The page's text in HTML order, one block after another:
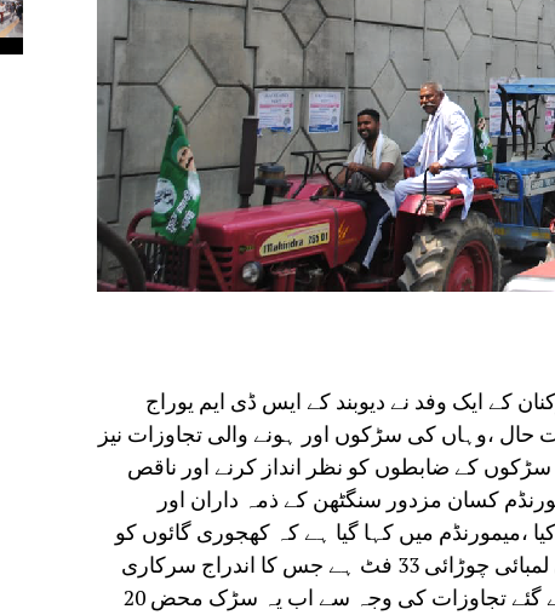
کے ایک وفد نے دیوبند کے ایس ڈی ایم یوراج
،وہاں کی سڑکوں اور ہونے والی تجاوزات نیز
کے ضابطوں کو نظر انداز کرنے اور ناقص
کسان مزدور سنگٹھن کے ذمہ داران اور
،میمورنڈم میں کہا گیا ہے کہ کھجوری گائوں کو
اسٹیٹ ھائی وے59سے گائوں منسلک کرنے والی کی لمبائی چوڑائی 33 فٹ ہے جس کا اندراج سرکاری
دستاویزات میں ہے لیکن غیر قانونی طریقے سے کئے گئے تجاوزات کی وجہ سے اب یہ سڑک محض 20